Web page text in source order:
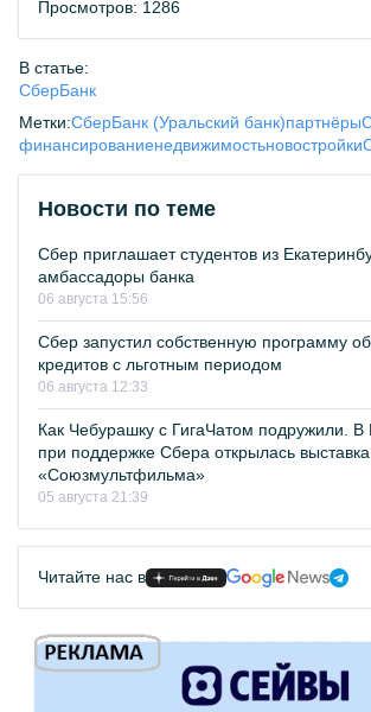
Просмотров: 1286
В статье:
СберБанк
Метки:СберБанк (Уральский банк)партнёры
финансированиенедвижимостьновостройки
Новости по теме
Сбер приглашает студентов из
амбассадоры банка
06 августа 15:56
Сбер запустил собственную программу
кредитов с льготным периодом
06 августа 12:33
Как Чебурашку с ГигаЧатом подружили. В
при поддержке Сбера открылась
«Союзмультфильма»
05 августа 21:39
Читайте нас в